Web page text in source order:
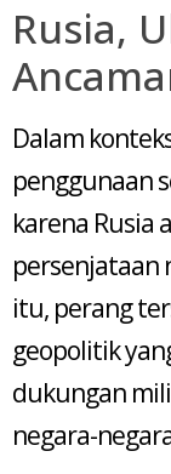
Rusia,
Dalam
penggunaan
karena Rusia
persenjataan
itu, perang
geopolitik
dukungan
negara-